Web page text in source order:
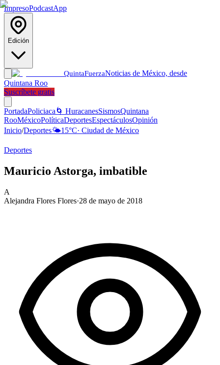
ImpresoPodcastApp
Edición
QuintaFuerzaNoticias de México, desde
Quintana Roo
Suscríbete gratis
PortadaPoliciaca 🌀 HuracanesSismosQuintana
RooMéxicoPolíticaDeportesEspectáculosOpinión
Inicio/Deportes🌤️15°C· Ciudad de México
Deportes
Mauricio Astorga, imbatible
A
Alejandra Flores Flores·28 de mayo de 2018